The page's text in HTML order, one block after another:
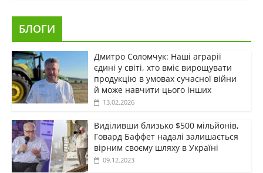
БЛОГИ
Дмитро Соломчук: Наші аграрії
єдині у світі, хто вміє вирощувати
продукцію в умовах сучасної війни
й може навчити цього інших
13.02.2026
Виділивши близько $500 мільйонів,
Говард Баффет надалі залишається
вірним своєму шляху в Україні
09.12.2023